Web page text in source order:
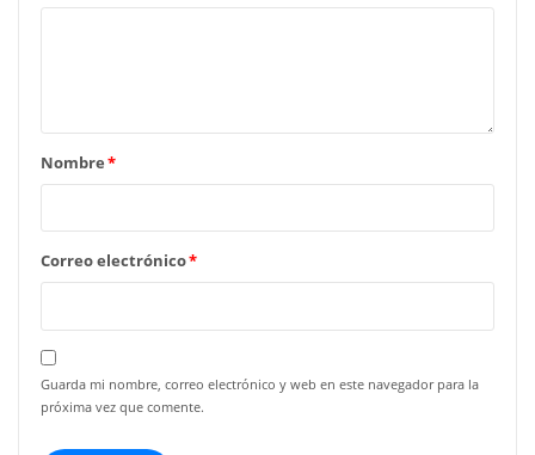
Nombre*
Correo electrónico*
Guarda mi nombre, correo electrónico y web en este navegador para la
próxima vez que comente.